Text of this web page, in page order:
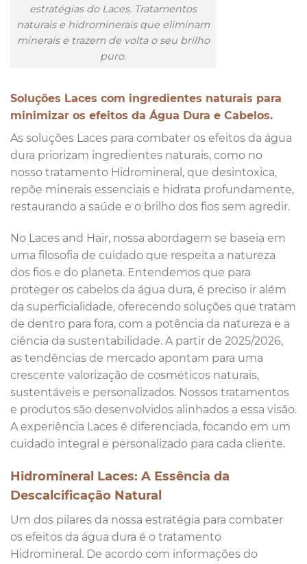
estratégias do Laces. Tratamentos
naturais e hidrominerais que eliminam
minerais e trazem de volta o seu brilho
puro.
Soluções Laces com ingredientes naturais para
minimizar os efeitos da Água Dura e Cabelos.
As soluções Laces para combater os efeitos da água
dura priorizam ingredientes naturais, como no
nosso tratamento Hidromineral, que desintoxica,
repõe minerais essenciais e hidrata profundamente,
restaurando a saúde e o brilho dos fios sem agredir.
No Laces and Hair, nossa abordagem se baseia em
uma filosofia de cuidado que respeita a natureza
dos fios e do planeta. Entendemos que para
proteger os cabelos da água dura, é preciso ir além
da superficialidade, oferecendo soluções que tratam
de dentro para fora, com a potência da natureza e a
ciência da sustentabilidade. A partir de 2025/2026,
as tendências de mercado apontam para uma
crescente valorização de cosméticos naturais,
sustentáveis e personalizados. Nossos tratamentos
e produtos são desenvolvidos alinhados a essa visão.
A experiência Laces é diferenciada, focando em um
cuidado integral e personalizado para cada cliente.
Hidromineral Laces: A Essência da
Descalcificação Natural
Um dos pilares da nossa estratégia para combater
os efeitos da água dura é o tratamento
Hidromineral. De acordo com informações do